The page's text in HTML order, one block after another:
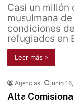
Casi un millón
musulmana
condiciones
refugiados en
Leer más »
Agencias junio
Alta